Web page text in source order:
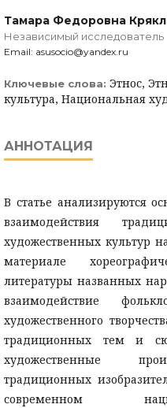
Тамара Федоровна
Независимый исследователь
Email: asusocio@yandex.ru
Ключевые слова: Этнос,
культура, Национальная
АННОТАЦИЯ
В статье анализируются
взаимодействия
художественных культур
материале
литературы названных
взаимодействие
художественного
традиционных тем и
художественные
традиционных
современном